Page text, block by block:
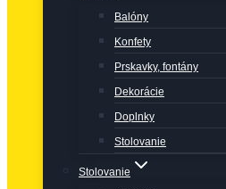
Balóny
Konfety
Prskavky, fontány
Dekorácie
Doplnky
Stolovanie
Stolovanie